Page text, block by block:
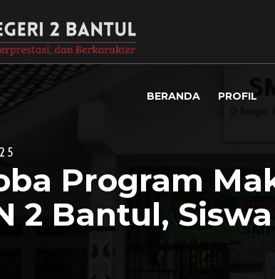
BERANDA PROFIL
Program
2 Bantul,